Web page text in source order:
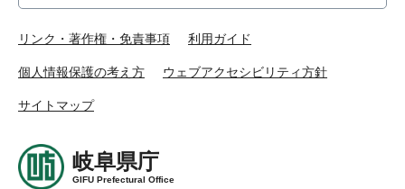
リンク・著作権・免責事項 利用ガイド
個人情報保護の考え方 ウェブアクセシビリティ方針
サイトマップ
岐阜県庁
GIFU Prefectural Office